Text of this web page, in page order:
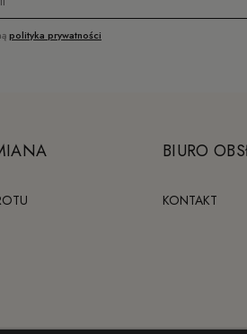
polityka prywatności
BIURO
KONTAKT